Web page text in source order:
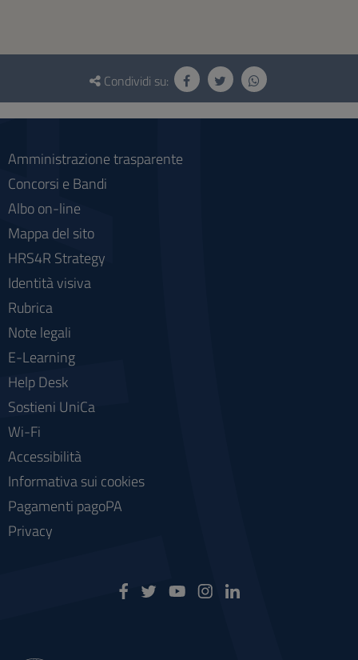
Questionario
social
Condividi su:
Amministrazione trasparente
Concorsi e Bandi
Albo on-line
Mappa del sito
HRS4R Strategy
Identità visiva
Rubrica
Note legali
E-Learning
Help Desk
Sostieni UniCa
Wi-Fi
Accessibilità
Informativa sui cookies
Pagamenti pagoPA
Privacy